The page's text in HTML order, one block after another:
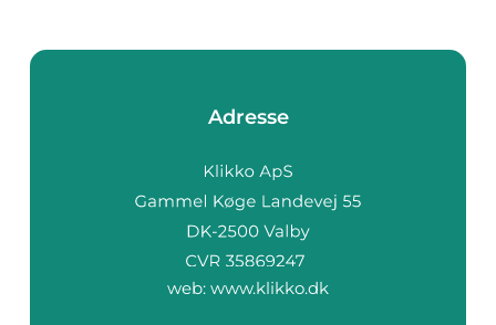
Adresse
web: www.klikko.dk